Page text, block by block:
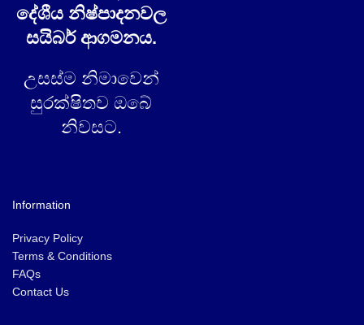
දේශීය නිෂ්පාදනවල
සයිබර් ආගමනය.
උසස්ම නිමාවෙන්
සුරක්ෂිතව ඔබේ
නිවසට.
Information
Privacy Policy
Terms & Conditions
FAQs
Contact Us